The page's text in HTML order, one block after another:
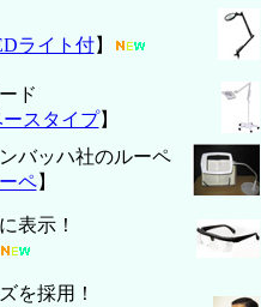
ライト付】
ド
スタイプ】
バッハ社のルーペ
ペ】
表示！
を採用！